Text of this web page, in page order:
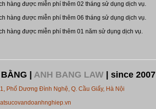
hàng được miễn phí thêm 02 tháng sử dụng dịch vụ.
hàng được miễn phí thêm 06 tháng sử dụng dịch vụ.
hàng được miễn phí thêm 01 năm sử dụng dịch vụ.
| ANH BANG LAW | since 2007
Phố Dương Đình Nghệ, Q. Cầu Giấy, Hà Nội